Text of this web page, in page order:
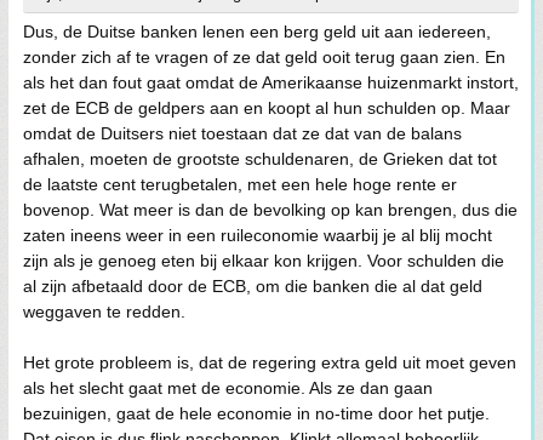
Dus, de Duitse banken lenen een berg geld uit aan iedereen,
zonder zich af te vragen of ze dat geld ooit terug gaan zien. En
als het dan fout gaat omdat de Amerikaanse huizenmarkt instort,
zet de ECB de geldpers aan en koopt al hun schulden op. Maar
omdat de Duitsers niet toestaan dat ze dat van de balans
afhalen, moeten de grootste schuldenaren, de Grieken dat tot
de laatste cent terugbetalen, met een hele hoge rente er
bovenop. Wat meer is dan de bevolking op kan brengen, dus die
zaten ineens weer in een ruileconomie waarbij je al blij mocht
zijn als je genoeg eten bij elkaar kon krijgen. Voor schulden die
al zijn afbetaald door de ECB, om die banken die al dat geld
weggaven te redden.
Het grote probleem is, dat de regering extra geld uit moet geven
als het slecht gaat met de economie. Als ze dan gaan
bezuinigen, gaat de hele economie in no-time door het putje.